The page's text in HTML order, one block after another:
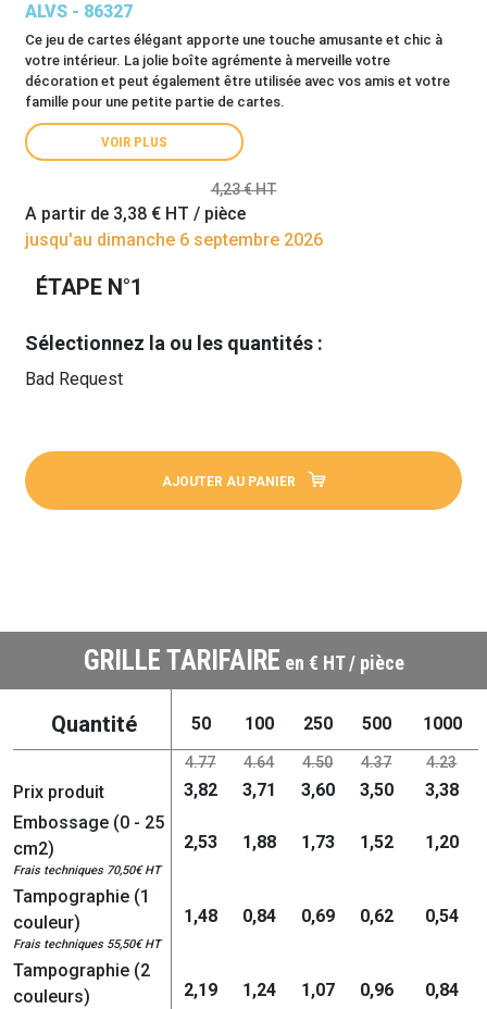
ALVS - 86327
Ce jeu de cartes élégant apporte une touche amusante et chic à
votre intérieur. La jolie boîte agrémente à merveille votre
décoration et peut également être utilisée avec vos amis et votre
famille pour une petite partie de cartes.
VOIR PLUS
4,23 € HT
A partir de 3,38 € HT / pièce
jusqu'au dimanche 6 septembre 2026
ÉTAPE N°1
Sélectionnez la ou les quantités :
Bad Request
AJOUTER AU PANIER
GRILLE TARIFAIRE en € HT / pièce
Quantité 50 100 250 500 1000
4.77 4.64 4.50 4.37 4.23
Prix produit 3,82 3,71 3,60 3,50
3,38
Embossage (0 - 25
cm2)
Frais techniques 70,50€ HT
2,53 1,88 1,73 1,52 1,20
Tampographie (1
couleur)
Frais techniques 55,50€ HT
1,48 0,84 0,69 0,62 0,54
Tampographie (2
couleurs)
2,19 1,24 1,07 0,96 0,84